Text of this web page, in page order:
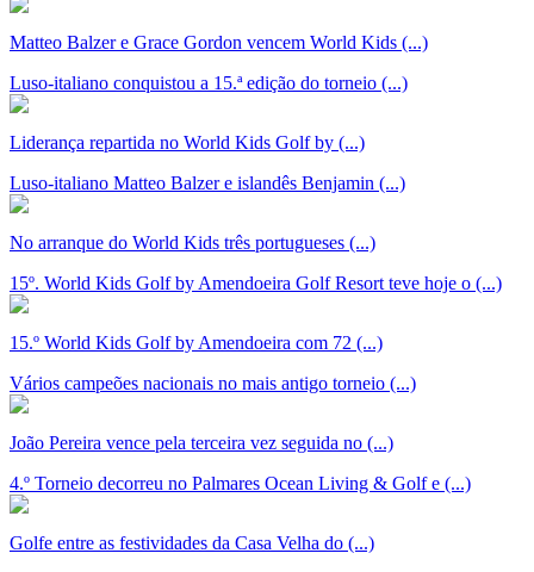
Matteo Balzer e Grace Gordon vencem World Kids (...)
Luso-italiano conquistou a 15.ª edição do torneio (...)
Liderança repartida no World Kids Golf by (...)
Luso-italiano Matteo Balzer e islandês Benjamin (...)
No arranque do World Kids três portugueses (...)
15º. World Kids Golf by Amendoeira Golf Resort teve hoje o (...)
15.º World Kids Golf by Amendoeira com 72 (...)
Vários campeões nacionais no mais antigo torneio (...)
João Pereira vence pela terceira vez seguida no (...)
4.º Torneio decorreu no Palmares Ocean Living & Golf e (...)
Golfe entre as festividades da Casa Velha do (...)